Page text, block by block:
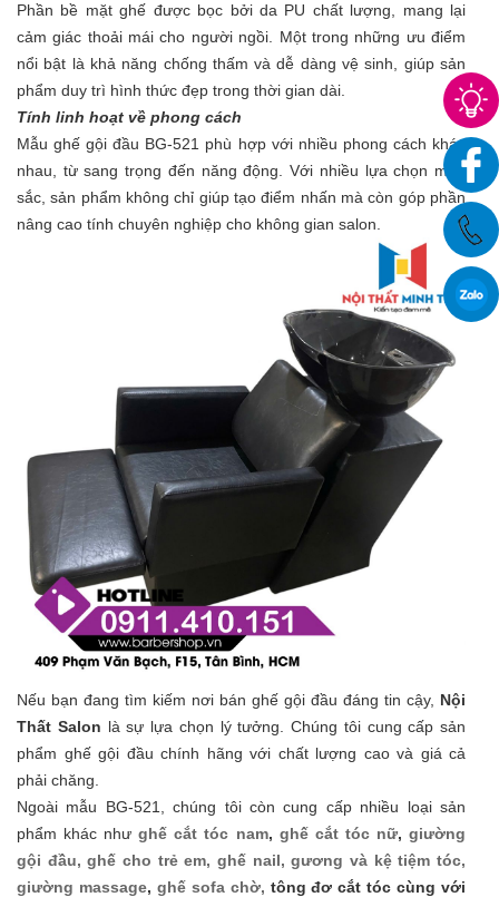
Phần bề mặt ghế được bọc bởi da PU chất lượng, mang lại
cảm giác thoải mái cho người ngồi. Một trong những ưu điểm
nổi bật là khả năng chống thấm và dễ dàng vệ sinh, giúp sản
phẩm duy trì hình thức đẹp trong thời gian dài.
Tính linh hoạt về phong cách
Mẫu ghế gội đầu BG-521 phù hợp với nhiều phong cách khác
nhau, từ sang trọng đến năng động. Với nhiều lựa chọn màu
sắc, sản phẩm không chỉ giúp tạo điểm nhấn mà còn góp phần
nâng cao tính chuyên nghiệp cho không gian salon.
Nếu bạn đang tìm kiếm nơi bán ghế gội đầu đáng tin cậy, Nội
Thất Salon là sự lựa chọn lý tưởng. Chúng tôi cung cấp sản
phẩm ghế gội đầu chính hãng với chất lượng cao và giá cả
phải chăng.
Ngoài mẫu BG-521, chúng tôi còn cung cấp nhiều loại sản
phẩm khác nhưghế cắt tóc nam, ghế cắt tóc nữ,giường
gội đầu, ghế cho trẻ em, ghế nail, gương và kệ tiệm tóc,
giường massage, ghế sofa chờ, tông đơ cắt tóc cùng với